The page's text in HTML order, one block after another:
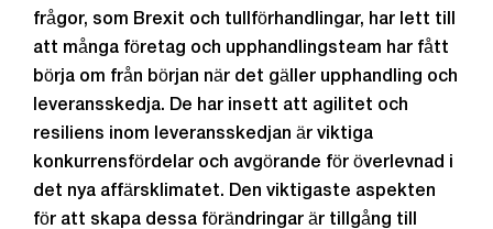
frågor, som Brexit och tullförhandlingar, har lett till
att många företag och upphandlingsteam har fått
börja om från början när det gäller upphandling och
leveransskedja. De har insett att agilitet och
resiliens inom leveransskedjan är viktiga
konkurrensfördelar och avgörande för överlevnad i
det nya affärsklimatet. Den viktigaste aspekten
för att skapa dessa förändringar är tillgång till